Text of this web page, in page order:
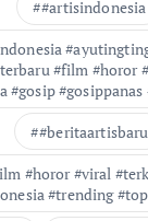
#artisindonesia
#film #horor
#gosip
#beritaartisbaru
#horor #viral
#trending